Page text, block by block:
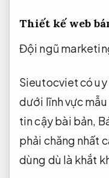
Thiết kế web
Đội ngũ
Sieutocviet có
dưới lĩnh vực
tin cậy bài bản,
phải chăng nhất
dùng dù là khắt